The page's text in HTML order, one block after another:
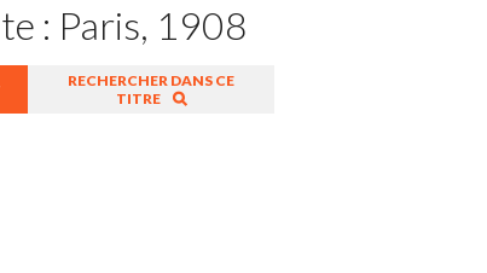
: Paris, 1908
RECHERCHER DANS CE
TITRE